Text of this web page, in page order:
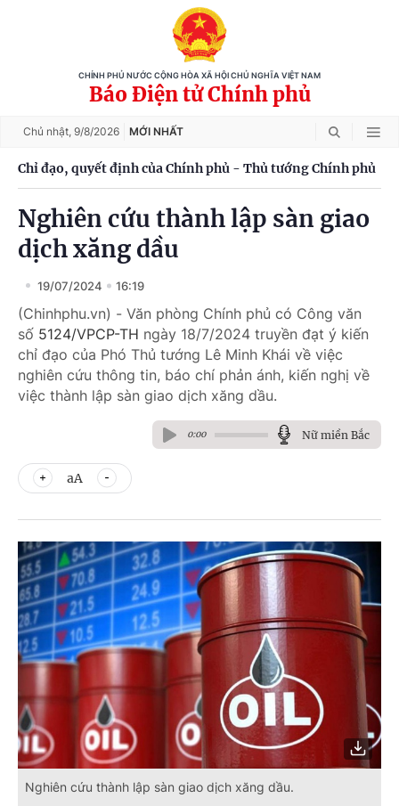
CHÍNH PHỦ NƯỚC CỘNG HÒA XÃ HỘI CHỦ NGHĨA VIỆT NAM
Báo Điện tử Chính phủ
Chủ nhật, 9/8/2026 MỚI NHẤT
Chỉ đạo, quyết định của Chính phủ - Thủ tướng Chính phủ
Nghiên cứu thành lập sàn giao
dịch xăng dầu
19/07/2024 16:19
(Chinhphu.vn) - Văn phòng Chính phủ có Công văn
số 5124/VPCP-TH ngày 18/7/2024 truyền đạt ý kiến
chỉ đạo của Phó Thủ tướng Lê Minh Khái về việc
nghiên cứu thông tin, báo chí phản ánh, kiến nghị về
việc thành lập sàn giao dịch xăng dầu.
0:00 Nữ miền Bắc
aA
Nghiên cứu thành lập sàn giao dịch xăng dầu.